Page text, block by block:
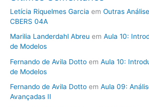
Letícia Riquelmes Garcia em Outras
CBERS 04A
Marilia Landerdahl Abreu em Aula 10:
de Modelos
Fernando de Avila Dotto em Aula 10:
de Modelos
Fernando de Avila Dotto em Aula 09:
Avançadas II